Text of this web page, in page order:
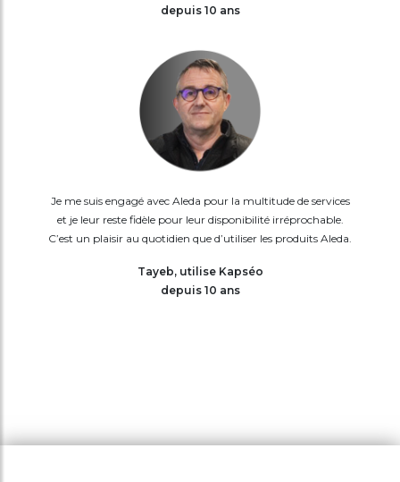
depuis 10 ans
Je me suis engagé avec Aleda pour la multitude de services
et je leur reste fidèle pour leur disponibilité irréprochable.
C’est un plaisir au quotidien que d’utiliser les produits Aleda.
Tayeb, utilise Kapséo
depuis 10 ans